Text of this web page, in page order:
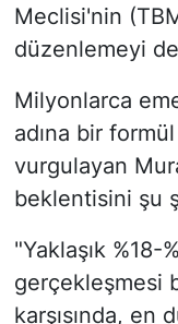
Meclisi'nin
düzenlemeyi
Milyonlarca
adına bir
vurgulayan
beklentisini şu
"Yaklaşık
gerçekleşmesi
karşısında, en